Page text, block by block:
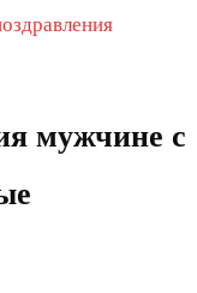
мужчине с